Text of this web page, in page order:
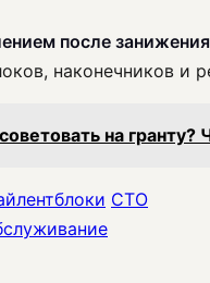
после
наконечников и
на
СТО